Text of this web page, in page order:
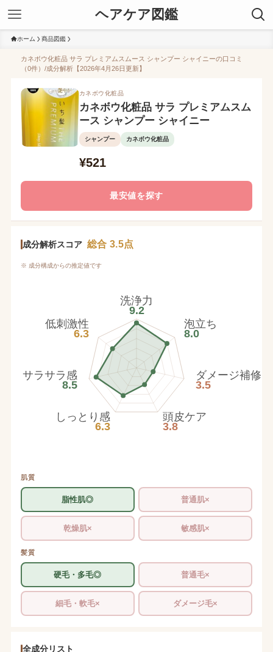
ヘアケア図鑑
ホーム 商品図鑑
カネボウ化粧品 サラ プレミアムスムース シャンプー シャイニーの口コミ
（0件）/成分解析【2026年4月26日更新】
カネボウ化粧品
カネボウ化粧品 サラ プレミアムスム
ース シャンプー シャイニー
シャンプー カネボウ化粧品
¥521
最安値を探す
成分解析スコア 総合 3.5点
※ 成分構成からの推定値です
洗浄力
9.2
泡立ち
8.0
ダメージ補修
3.5
頭皮ケア
3.8
しっとり感
6.3
サラサラ感
8.5
低刺激性
6.3
肌質
脂性肌◎ 普通肌×
乾燥肌× 敏感肌×
髪質
硬毛・多毛◎ 普通毛×
細毛・軟毛× ダメージ毛×
全成分リスト